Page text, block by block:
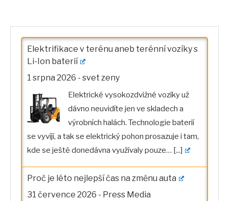
Elektrifikace v terénu aneb terénní vozíky s
Li-Ion baterií
1 srpna 2026 - svet zeny
Elektrické vysokozdvižné vozíky už
dávno neuvidíte jen ve skladech a
výrobních halách. Technologie baterií
se vyvíjí, a tak se elektrický pohon prosazuje i tam,
kde se ještě donedávna využívaly pouze… [...]
Proč je léto nejlepší čas na změnu auta
31 července 2026 - Press Media